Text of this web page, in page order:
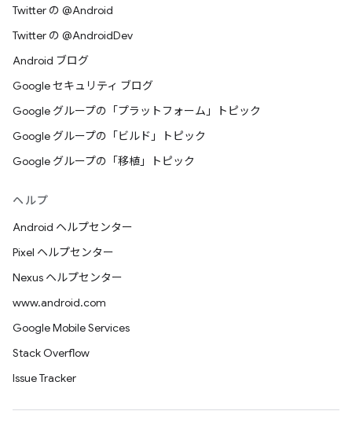
Twitter の @Android
Twitter の @AndroidDev
Android ブログ
Google セキュリティ ブログ
Google グループの「プラットフォーム」トピック
Google グループの「ビルド」トピック
Google グループの「移植」トピック
ヘルプ
Android ヘルプセンター
Pixel ヘルプセンター
Nexus ヘルプセンター
www.android.com
Google Mobile Services
Stack Overflow
Issue Tracker